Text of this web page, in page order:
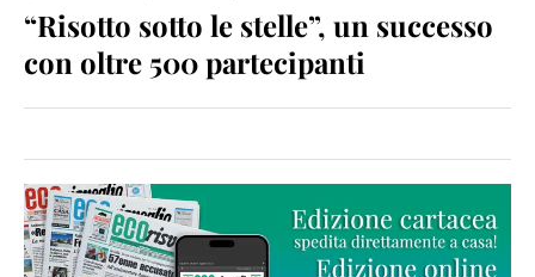
“Risotto sotto le stelle”, un successo
con oltre 500 partecipanti